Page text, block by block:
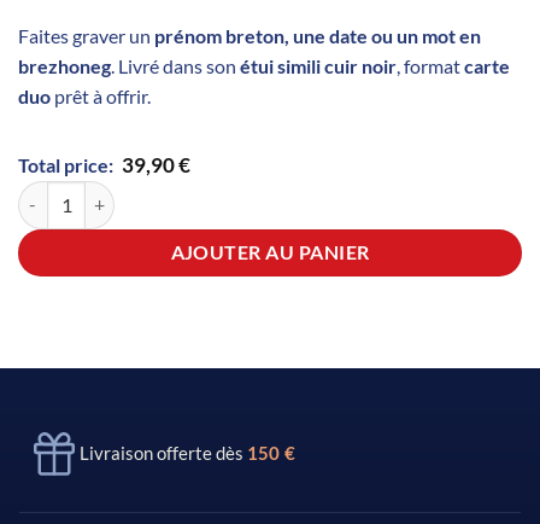
Faites graver un prénom breton, une date ou un mot en
brezhoneg. Livré dans son étui simili cuir noir, formatcarte
duo prêt à offrir.
Total price: 39,90€
quantité de Couteau L'Authentique Breton et son Étui by Le Coq
AJOUTER AU PANIER
Livraison offerte dès 150 €